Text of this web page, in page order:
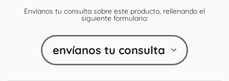
Envíanos tu consulta sobre este producto, rellenando el
siguiente formulario:
envíanos tu consulta